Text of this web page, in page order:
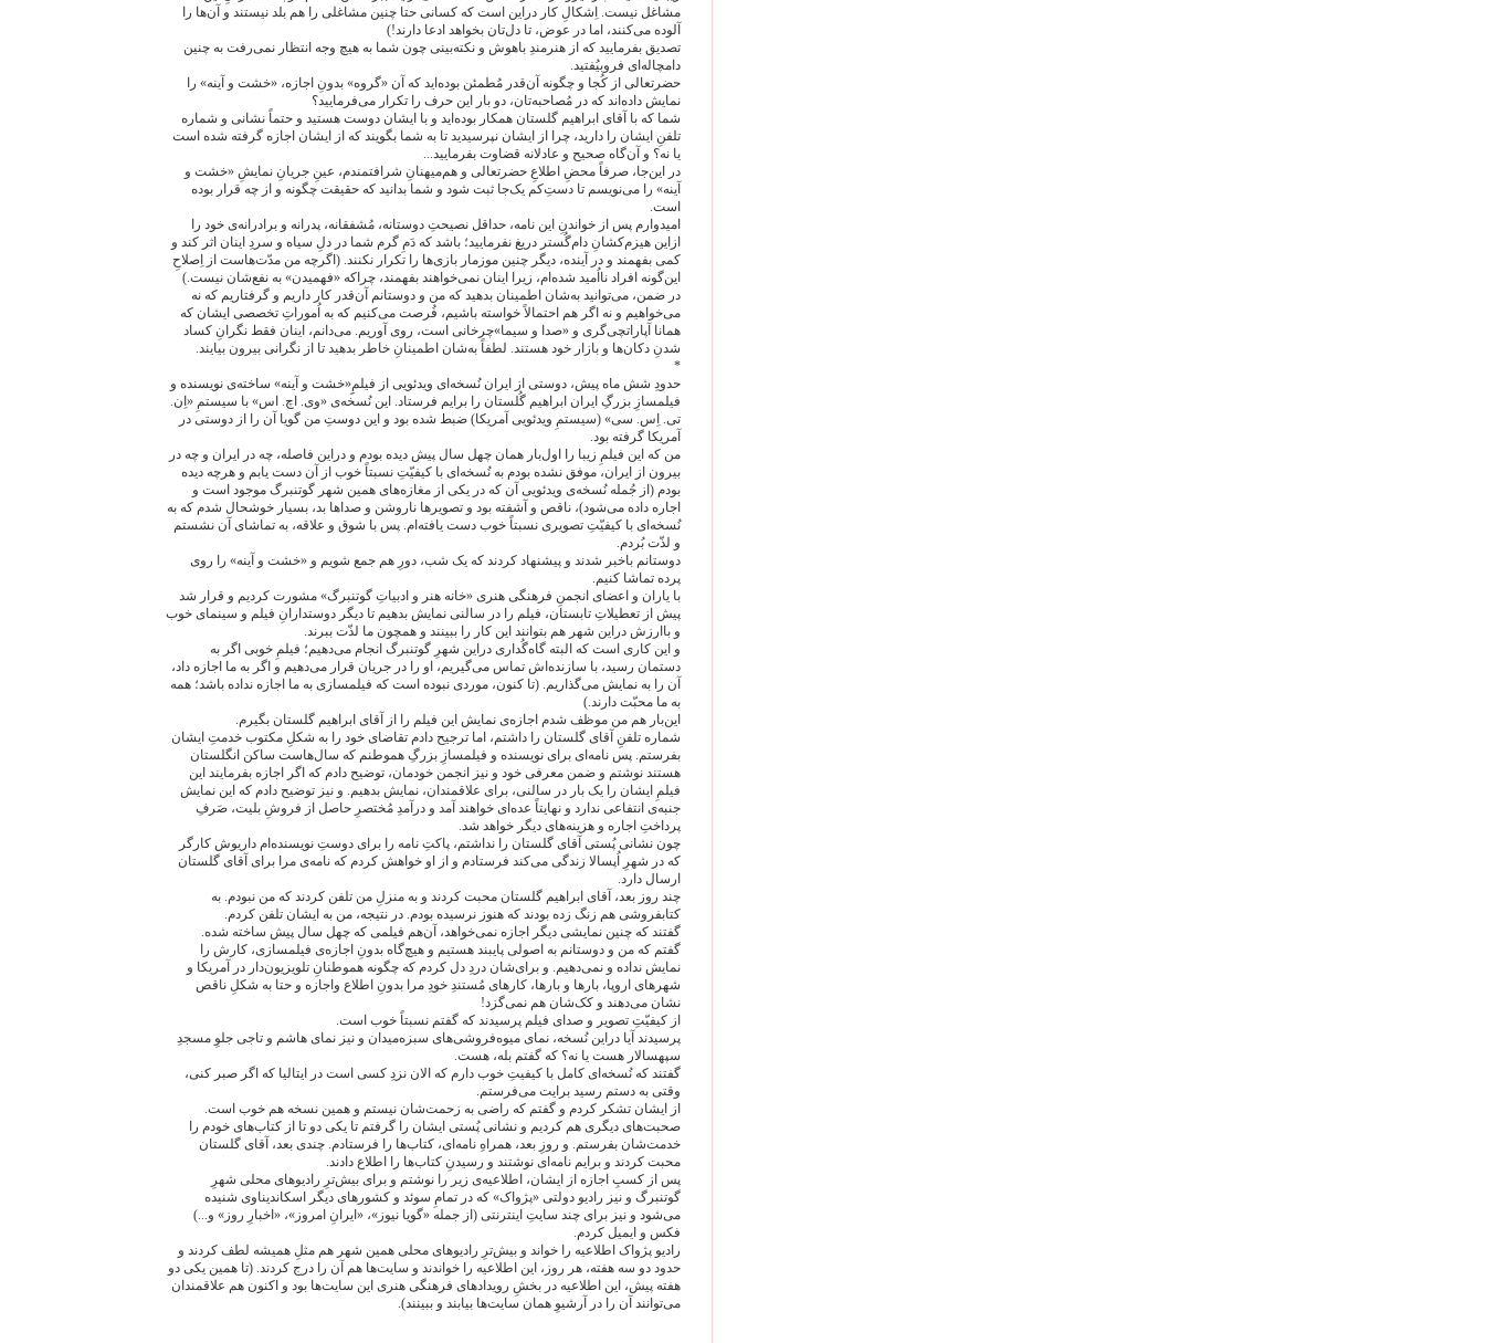
مشاغل نیست. اِشکالِ کار دراین است که کسانی حتا چنین مشاغلی را هم بلد نیستند و آن‌ها را
آلوده می‌کنند، اما در عوض، تا دل‌تان بخواهد ادعا دارند!)
تصدیق بفرمایید که از هنرمندِ باهوش و نکته‌بینی چون شما به هیچ وجه انتظار نمی‌رفت به چنین
دامچاله‌ای فروبیُفتید.
حضرتعالی از کُجا و چگونه آن‌قدر مُطمئن بوده‌اید که آن «گروه» بدونِ اجازه، «خشت و آینه» را
نمایش داده‌اند که در مُصاحبه‌تان، دو بار این حرف را تکرار می‌فرمایید؟
شما که با آقای ابراهیم گلستان همکار بوده‌اید و با ایشان دوست هستید و حتماً نشانی و شماره
تلفنِ ایشان را دارید، چرا از ایشان نپرسیدید تا به شما بگویند که از ایشان اجازه گرفته شده است
یا نه؟ و آن‌گاه صحیح و عادلانه قضاوت بفرمایید...
در این‌جا، صرفاً محضِ اطلاعِ حضرتعالی و هم‌میهنانِ شرافتمندم، عینِ جریانِ نمایشِ «خشت و
آینه» را می‌نویسم تا دستِ‌کم یک‌جا ثبت شود و شما بدانید که حقیقت چگونه و از چه قرار بوده
است.
امیدوارم پس از خواندنِ این نامه، حداقل نصیحتِ دوستانه، مُشفقانه، پدرانه و برادرانه‌ی خود را
ازاین هیزم‌کشانِ دام‌گُستر دریغ نفرمایید؛ باشد که دَمِ گرم شما در دلِ سیاه و سردِ اینان اثر کند و
کمی بفهمند و در آینده، دیگر چنین موزمار بازی‌ها را تکرار نکنند. (اگرچه من مدّت‌هاست از اِصلاحِ
این‌گونه افراد نااُمید شده‌ام، زیرا اینان نمی‌خواهند بفهمند، چراکه «فهمیدن» به نفع‌شان نیست.)
در ضمن، می‌توانید به‌شان اطمینان بدهید که من و دوستانم آن‌قدر کار داریم و گرفتاریم که نه
می‌خواهیم و نه اگر هم احتمالاً خواسته باشیم، فُرصت می‌کنیم که به اُموراتِ تخصصی ایشان که
همانا آپاراتچی‌گری و «صدا و سیما»چرخانی است، روی آوریم. می‌دانم، اینان فقط نگرانِ کساد
شدنِ دکان‌ها و بازار خود هستند. لطفاً به‌شان اطمینانِ خاطر بدهید تا از نگرانی بیرون بیایند.
*
حدودِ شش ماه پیش، دوستی از ایران نُسخه‌ای ویدئویی از فیلمِِ«خشت و آینه» ساخته‌ی نویسنده و
فیلمسازِ بزرگِ ایران ابراهیم گُلستان را برایم فرستاد. این نُسخه‌ی «وی. اچ. اس» با سیستمِ «اِن.
تی. اِس. سی» (سیستمِ ویدئویی آمریکا) ضبط شده بود و این دوستِ من گویا آن را از دوستی در
آمریکا گرفته بود.
من که این فیلمِ زیبا را اول‌بار همان چهل سال پیش دیده بودم و دراین فاصله، چه در ایران و چه در
بیرون از ایران، موفق نشده بودم به نُسخه‌ای با کیفیّتِ نسبتاً خوب از آن دست یابم و هرچه دیده
بودم (از جُمله نُسخه‌ی ویدئویی آن که در یکی از مغازه‌های همین شهر گوتنبرگ موجود است و
اجاره داده می‌شود)، ناقص و آشفته بود و تصویرها ناروشن و صداها بد، بسیار خوشحال شدم که به
نُسخه‌ای با کیفیّتِ تصویری نسبتاً خوب دست یافته‌ام. پس با شوق و علاقه، به تماشای آن نشستم
و لذّت بُردم.
دوستانم باخبر شدند و پیشنهاد کردند که یک شب، دورِ هم جمع شویم و «خشت و آینه» را روی
پرده تماشا کنیم.
با یاران و اعضای انجمنِ فرهنگی هنری «خانه هنر و ادبیاتِ گوتنبرگ» مشورت کردیم و قرار شد
پیش از تعطیلاتِ تابستان، فیلم را در سالنی نمایش بدهیم تا دیگر دوستدارانِ فیلم و سینمای خوب
و باارزش در‌این شهر هم بتوانند این کار را ببینند و همچون ما لذّت ببرند.
و این کاری است که البته گاه‌گُداری دراین شهرِ گوتنبرگ انجام می‌دهیم؛ فیلمِ خوبی اگر به
دستمان رسید، با سازنده‌اش تماس می‌گیریم، او را در جریان قرار می‌دهیم و اگر به ما اجازه داد،
آن را به نمایش می‌گذاریم. (تا کنون، موردی نبوده است که فیلمسازی به ما اجازه نداده باشد؛ همه
به ما محبّت دارند.)
این‌بار هم من موظف شدم اجازه‌ی نمایش این فیلم را از آقای ابراهیم گلستان بگیرم.
شماره تلفنِ آقای گلستان را داشتم، اما ترجیح دادم تقاضای خود را به شکلِ مکتوب خدمتِ ایشان
بفرستم. پس نامه‌ای برای نویسنده و فیلمسازِ بزرگِ هموطنم که سال‌هاست ساکن انگلستان
هستند نوشتم و ضمن معرفی خود و نیز انجمن خودمان، توضیح دادم که اگر اجازه بفرمایند این
فیلمِ ایشان را یک بار در سالنی، برای علاقمندان، نمایش بدهیم. و نیز توضیح دادم که این نمایش
جنبه‌ی انتفاعی ندارد و نهایتاً عده‌ای خواهند آمد و درآمدِ مُختصرِ حاصل از فروشِ بلیت، صَرفِ
پرداختِ اجاره و هزینه‌های دیگر خواهد شد.
چون نشانی پُستی آقای گلستان را نداشتم، پاکتِ نامه را برای دوستِ نویسنده‌ام داریوش کارگر
که در شهرِ اُپسالا زندگی می‌کند فرستادم و از او خواهش کردم که نامه‌ی مرا برای آقای گلستان
ارسال دارد.
چند روز بعد، آقای ابراهیم گلستان محبت کردند و به منزلِ من تلفن کردند که من نبودم. به
کتابفروشی هم زنگ زده بودند که هنوز نرسیده بودم. در نتیجه، من به ایشان تلفن کردم.
گفتند که چنین نمایشی دیگر اجازه نمی‌خواهد، آن‌هم فیلمی که چهل سال پیش ساخته شده.
گفتم که من و دوستانم به اصولی پایبند هستیم و هیچ‌گاه بدونِ اجازه‌ی فیلمسازی، کارش را
نمایش نداده و نمی‌دهیم. و برای‌شان دردِ دل کردم که چگونه هموطنانِ تلویزیون‌دار در آمریکا و
شهرهای اروپا، بارها و بارها، کارهای مُستندِ خودِ مرا بدونِ اطلاع واجازه و حتا به شکلِ ناقص
نشان می‌دهند و کک‌شان هم نمی‌گزد!
از کیفیّتِ تصویر و صدای فیلم پرسیدند که گفتم نسبتاً خوب است.
پرسیدند آیا دراین نُسخه، نمای میوه‌فروشی‌های سبزه‌میدان و نیز نمای هاشم و تاجی جلوِ مسجدِ
سپهسالار هست یا نه؟ که گفتم بله، هست.
گفتند که نُسخه‌ای کامل با کیفیتِ خوب دارم که الان نزدِ کسی است در ایتالیا که اگر صبر کنی،
وقتی به دستم رسید برایت می‌فرستم.
از ایشان تشکر کردم و گفتم که راضی به زحمت‌شان نیستم و همین نسخه هم خوب است.
صحبت‌های دیگری هم کردیم و نشانی پُستی ایشان را گرفتم تا یکی دو تا از کتاب‌های خودم را
خدمت‌شان بفرستم. و روزِ بعد، همراهِ نامه‌ای، کتاب‌ها را فرستادم. چندی بعد، آقای گلستان
محبت کردند و برایم نامه‌ای نوشتند و رسیدنِ کتاب‌ها را اطلاع دادند.
پس از کسبِ اجازه از ایشان، اطلاعیه‌ی زیر را نوشتم و برای بیش‌ترِ رادیوهای محلی شهرِ
گوتنبرگ و نیز رادیو دولتی «پژواک» که در تمامِ سوئد و کشورهای دیگر اسکاندیناوی شنیده
می‌شود و نیز برای چند سایتِ اینترنتی (از جمله «گویا نیوز»، «ایرانِ امروز»، «اخبارِ روز» و...)
فکس و ایمیل کردم.
رادیو پژواک اطلاعیه را خواند و بیش‌ترِ رادیوهای محلی همین شهر هم مثلِ همیشه لطف کردند و
حدود دو سه هفته، هر روز، این اطلاعیه را خواندند و سایت‌ها هم آن را درج کردند. (تا همین یکی دو
هفته پیش، این اطلاعیه در بخشِ رویدادهای فرهنگی هنری این سایت‌ها بود و اکنون هم علاقمندان
می‌توانند آن را در آرشیوِ همان سایت‌ها بیابند و ببینند).